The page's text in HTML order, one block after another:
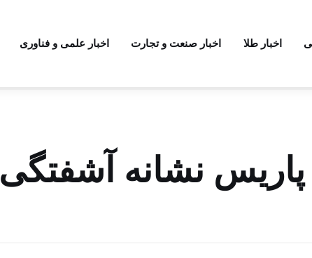
اخبار طلا اخبار صنعت و تجارت اخبار علمی و فناوری
نشانه آشفتگی